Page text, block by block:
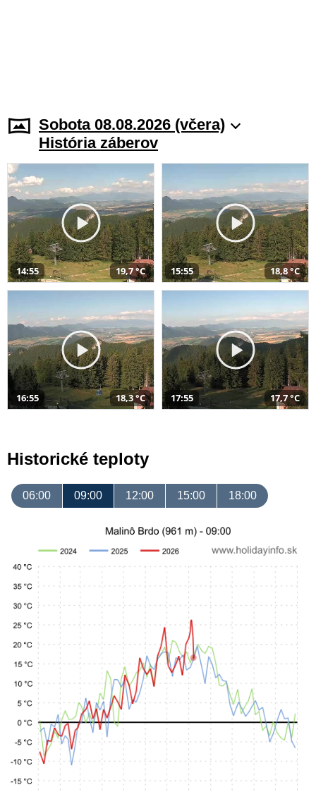
Sobota 08.08.2026 (včera)
História záberov
14:55 19,7 °C 15:55 18,8 °C
16:55 18,3 °C 17:55 17,7 °C
Historické teploty
06:00 09:00 12:00 15:00 18:00